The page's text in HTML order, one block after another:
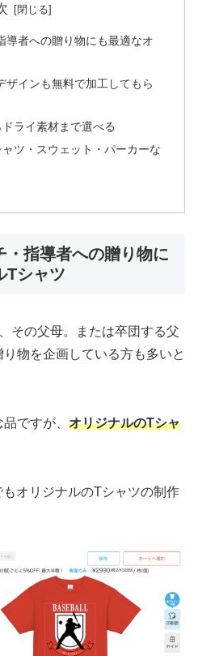
導者への贈り物にも最適なオ
ザインも無料で加工してもら
ライ素材まで選べる
ツ・スウェット・パーカーな
・指導者への贈り物に
Tシャツ
その父母。または卒団する父
物を企画している方も多いと
ですが、 オリジナルのTシャ
オリジナルのTシャツの制作